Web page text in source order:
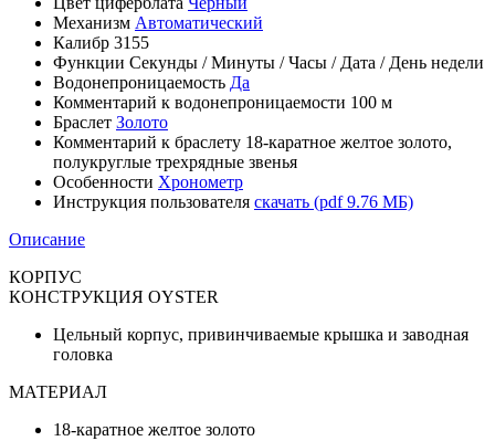
Механизм Автоматический
Калибр 3155
Функции Секунды /Минуты /Часы / Дата / День недели
Водонепроницаемость Да
Комментарий к водонепроницаемости 100 м
Браслет Золото
Комментарий к браслету 18-каратное желтое золото,
полукруглые трехрядные звенья
Особенности Хронометр
Инструкция пользователя скачать (pdf 9.76 МБ)
Описание
КОРПУС
КОНСТРУКЦИЯ OYSTER
Цельный корпус, привинчиваемые крышка и заводная
головка
МАТЕРИАЛ
18-каратное желтое золото